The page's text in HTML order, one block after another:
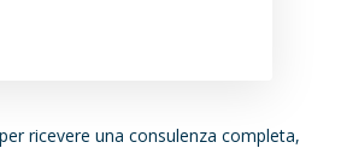
ricevere una consulenza completa,